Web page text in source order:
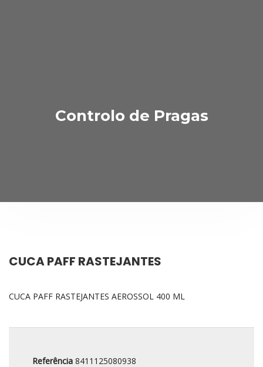
Controlo de Pragas
CUCA PAFF RASTEJANTES
CUCA PAFF RASTEJANTES AEROSSOL 400 ML
Referência 8411125080938